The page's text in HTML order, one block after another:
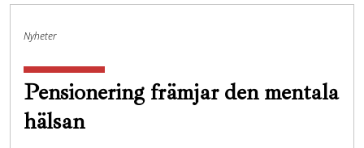
Nyheter
Pensionering främjar den mentala
hälsan